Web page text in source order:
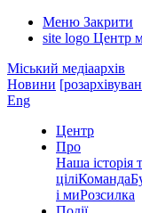
Меню Закрити
site logo Центр
Міський медіаархів
Новини
Eng
Центр
Про
Наша історія
ціліКоманда
і миРозсилка